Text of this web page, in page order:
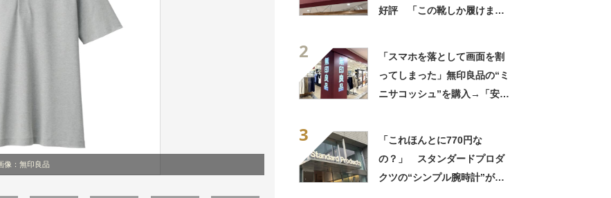
像：無印良品
好評 「この靴しか履けませ
2
「スマホを落として画面を割
ってしまった」無印良品の“ミ
ニサコッシュ”を購入→「安心
3
「これほんとに770円な
の？」 スタンダードプロダ
クツの“シンプル腕時計”が大